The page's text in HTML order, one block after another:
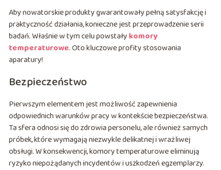
Aby nowatorskie produkty gwarantowały pełną satysfakcję i
praktyczność działania, konieczne jest przeprowadzenie serii
badań. Właśnie w tym celu powstały komory
temperaturowe. Oto kluczowe profity stosowania
aparatury!
Bezpieczeństwo
Pierwszym elementem jest możliwość zapewnienia
odpowiednich warunków pracy w kontekście bezpieczeństwa.
Ta sfera odnosi się do zdrowia personelu, ale również samych
próbek, które wymagają niezwykle delikatnej i wrażliwej
obsługi. W konsekwencji, komory temperaturowe eliminują
ryzyko niepożądanych incydentów i uszkodzeń egzemplarzy.